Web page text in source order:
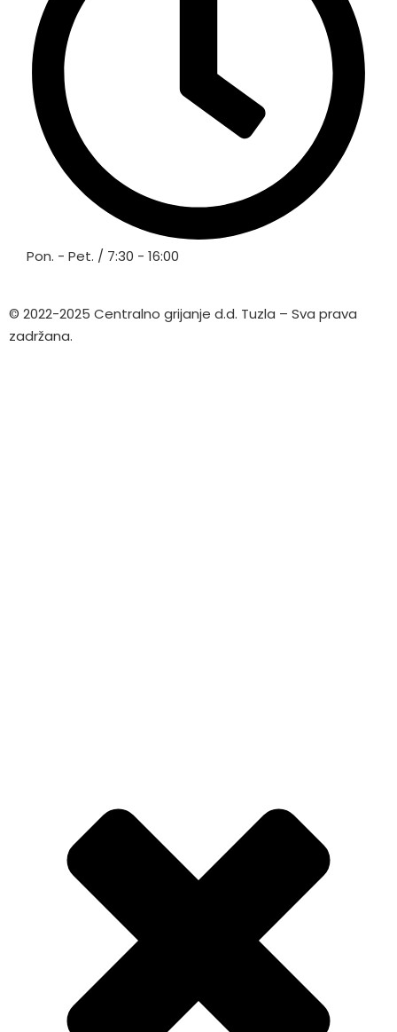
Pon. - Pet. / 7:30 - 16:00
© 2022-2025 Centralno grijanje d.d. Tuzla – Sva prava
zadržana.